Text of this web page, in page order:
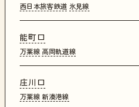
西日本旅客鉄道 氷見線
能町口
万葉線 高岡軌道線
庄川口
万葉線 新湊港線